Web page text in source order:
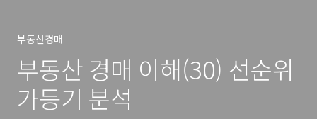
부동산경매
부동산 경매 이해(30) 선순위
가등기 분석